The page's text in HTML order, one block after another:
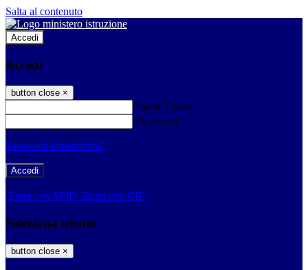
Salta al contenuto
Accedi
Accedi
button close ×
Nome Utente
Password
Password dimenticata?
-
Entra con SPID Entra con CIE
Seleziona utente
button close ×